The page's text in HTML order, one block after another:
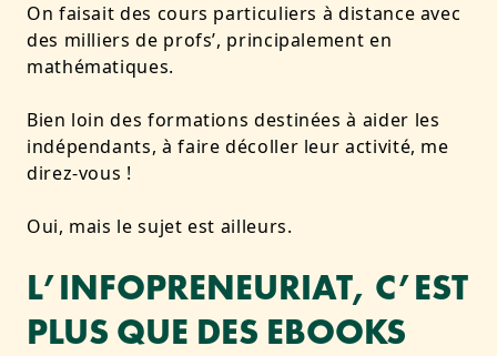
On faisait des cours particuliers à distance avec
des milliers de profs’, principalement en
mathématiques.
Bien loin des formations destinées à aider les
indépendants, à faire décoller leur activité, me
direz-vous !
Oui, mais le sujet est ailleurs.
L’INFOPRENEURIAT, C’EST
PLUS QUE DES EBOOKS